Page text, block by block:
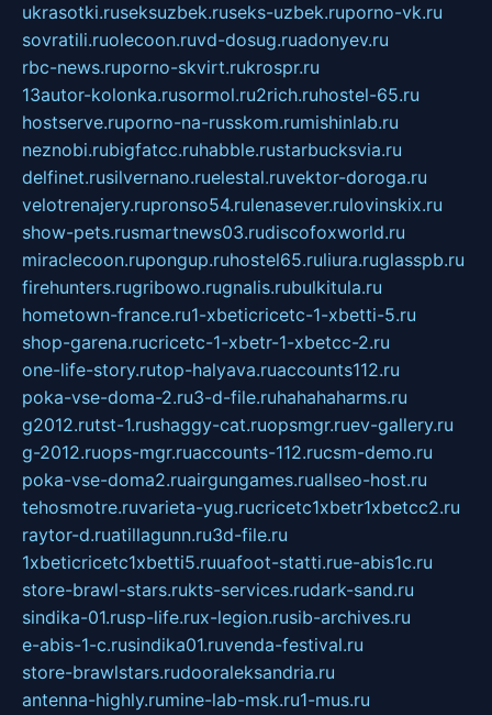
ukrasotki.ruseksuzbek.ruseks-uzbek.ruporno-vk.ru
sovratili.ruolecoon.ruvd-dosug.ruadonyev.ru
rbc-news.ruporno-skvirt.rukrospr.ru
13autor-kolonka.rusormol.ru2rich.ruhostel-65.ru
hostserve.ruporno-na-russkom.rumishinlab.ru
neznobi.rubigfatcc.ruhabble.rustarbucksvia.ru
delfinet.rusilvernano.ruelestal.ruvektor-doroga.ru
velotrenajery.rupronso54.rulenasever.rulovinskix.ru
show-pets.rusmartnews03.rudiscofoxworld.ru
miraclecoon.rupongup.ruhostel65.ruliura.ruglasspb.ru
firehunters.rugribowo.rugnalis.rubulkitula.ru
hometown-france.ru1-xbeticricetc-1-xbetti-5.ru
shop-garena.rucricetc-1-xbetr-1-xbetcc-2.ru
one-life-story.rutop-halyava.ruaccounts112.ru
poka-vse-doma-2.ru3-d-file.ruhahahaharms.ru
g2012.rutst-1.rushaggy-cat.ruopsmgr.ruev-gallery.ru
g-2012.ruops-mgr.ruaccounts-112.rucsm-demo.ru
poka-vse-doma2.ruairgungames.ruallseo-host.ru
tehosmotre.ruvarieta-yug.rucricetc1xbetr1xbetcc2.ru
raytor-d.ruatillagunn.ru3d-file.ru
1xbeticricetc1xbetti5.ruuafoot-statti.rue-abis1c.ru
store-brawl-stars.rukts-services.rudark-sand.ru
sindika-01.rusp-life.rux-legion.rusib-archives.ru
e-abis-1-c.rusindika01.ruvenda-festival.ru
store-brawlstars.rudooraleksandria.ru
antenna-highly.rumine-lab-msk.ru1-mus.ru